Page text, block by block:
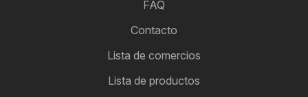
FAQ
Contacto
Lista de comercios
Lista de productos